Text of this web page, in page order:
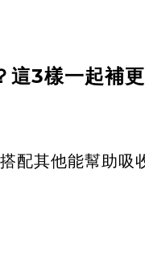
3樣一起補更
配其他能幫助